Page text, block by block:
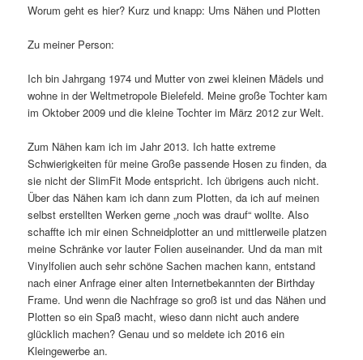
Worum geht es hier? Kurz und knapp: Ums Nähen und Plotten
Zu meiner Person:
Ich bin Jahrgang 1974 und Mutter von zwei kleinen Mädels und
wohne in der Weltmetropole Bielefeld. Meine große Tochter kam
im Oktober 2009 und die kleine Tochter im März 2012 zur Welt.
Zum Nähen kam ich im Jahr 2013. Ich hatte extreme
Schwierigkeiten für meine Große passende Hosen zu finden, da
sie nicht der SlimFit Mode entspricht. Ich übrigens auch nicht.
Über das Nähen kam ich dann zum Plotten, da ich auf meinen
selbst erstellten Werken gerne „noch was drauf“ wollte. Also
schaffte ich mir einen Schneidplotter an und mittlerweile platzen
meine Schränke vor lauter Folien auseinander. Und da man mit
Vinylfolien auch sehr schöne Sachen machen kann, entstand
nach einer Anfrage einer alten Internetbekannten der Birthday
Frame. Und wenn die Nachfrage so groß ist und das Nähen und
Plotten so ein Spaß macht, wieso dann nicht auch andere
glücklich machen? Genau und so meldete ich 2016 ein
Kleingewerbe an.